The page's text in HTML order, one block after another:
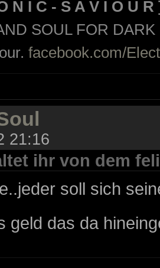
N I C - S A V I O U R
SOUL FOR
facebook.com/
21:16
ihr von dem
soll sich
geld das da